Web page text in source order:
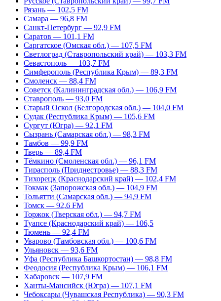
Рязань — 102,5 FM
Самара — 96,8 FM
Санкт-Петербург — 92,9 FM
Саратов — 101,1 FM
Саргатское (Омская обл.) — 107,5 FM
Светлоград (Ставропольский край) — 103,3 FM
Севастополь — 103,7 FM
Симферополь (Республика Крым) — 89,3 FM
Смоленск — 88,4 FM
Советск (Калининградская обл.) — 106,9 FM
Ставрополь — 93,0 FM
Старый Оскол (Белгородская обл.) — 104,0 FM
Судак (Республика Крым) — 105,6 FM
Сургут (Югра) — 92,1 FM
Сызрань (Самарская обл.) — 98,3 FM
Тамбов — 99,9 FM
Тверь — 89,4 FM
Тёмкино (Смоленская обл.) — 96,1 FM
Тирасполь (Приднестровье) — 88,3 FM
Тихорецк (Краснодарский край) — 102,4 FM
Токмак (Запорожская обл.) — 104,9 FM
Тольятти (Самарская обл.) — 94,9 FM
Томск — 92,6 FM
Торжок (Тверская обл.) — 94,7 FM
Туапсе (Краснодарский край) — 106,5
Тюмень — 92,4 FM
Уварово (Тамбовская обл.) — 100,6 FM
Ульяновск — 93,6 FM
Уфа (Республика Башкортостан) — 98,8 FM
Феодосия (Республика Крым) — 106,1 FM
Хабаровск — 107,9 FM
Ханты-Мансийск (Югра) — 107,1 FM
Чебоксары (Чувашская Республика) — 90,3 FM